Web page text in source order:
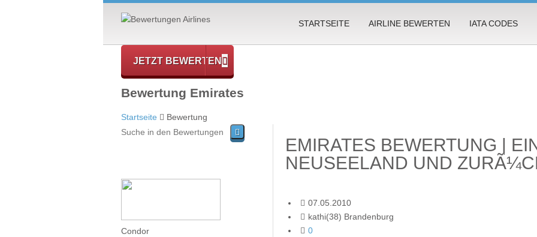
STARTSEITE AIRLINE BEWERTEN IATA CODES
JETZT BEWERTEN
Bewertung Emirates
Startseite Bewertung
EMIRATES BEWERTUNG |
NEUSEELAND UND
07.05.2010
kathi(38) Brandenburg
0
Condor